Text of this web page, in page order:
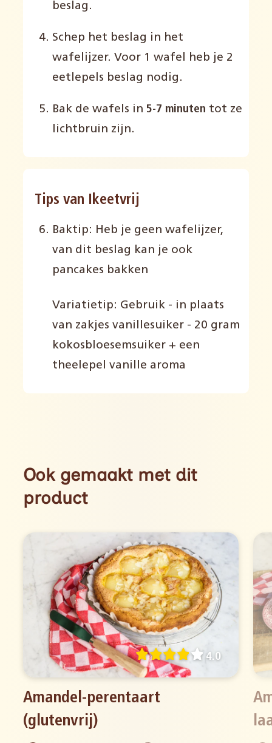
beslag.
Schep het beslag in het
wafelijzer. Voor 1 wafel heb je 2
eetlepels beslag nodig.
Bak de wafels in 5-7 minuten tot ze
lichtbruin zijn.
Tips van Ikeetvrij
Baktip: Heb je geen wafelijzer,
van dit beslag kan je ook
pancakes bakken
Variatietip: Gebruik - in plaats
van zakjes vanillesuiker - 20 gram
kokosbloesemsuiker + een
theelepel vanille aroma
Ook gemaakt met dit
product
Amandel-perentaart
(glutenvrij)
4.0